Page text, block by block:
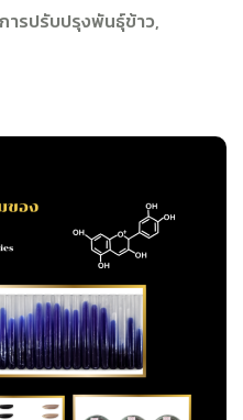
รปรับปรุงพันธุ์ข้าว,